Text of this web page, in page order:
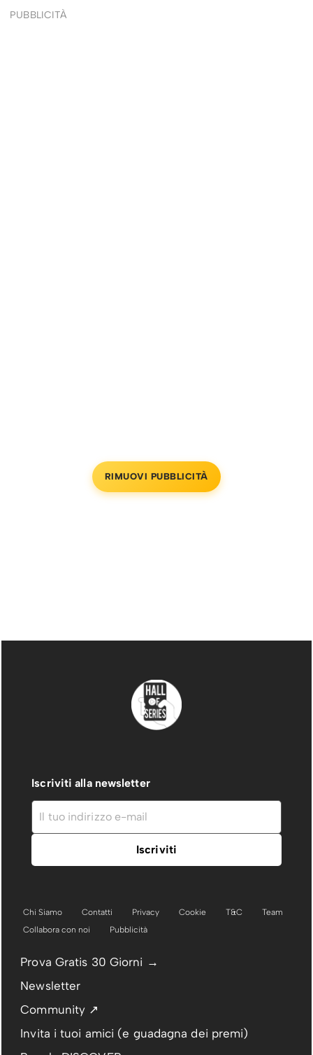
PUBBLICITÀ
RIMUOVI PUBBLICITÀ
Iscriviti alla newsletter
Chi Siamo Contatti Privacy Cookie T&C
Team
Collabora con noi
Pubblicità
Prova Gratis 30 Giorni →
Newsletter
Community ↗
Invita i tuoi amici (e guadagna dei premi)